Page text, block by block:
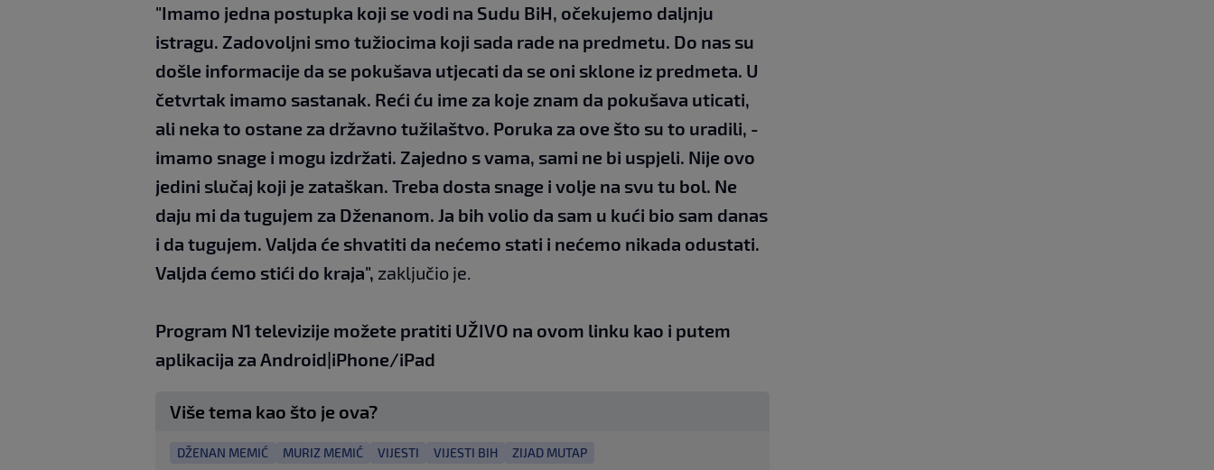
"Imamo jedna postupka koji se vodi na Sudu BiH, očekujemo daljnju
istragu. Zadovoljni smo tužiocima koji sada rade na predmetu. Do nas su
došle informacije da se pokušava utjecati da se oni sklone iz predmeta. U
četvrtak imamo sastanak. Reći ću ime za koje znam da pokušava uticati,
ali neka to ostane za državno tužilaštvo. Poruka za ove što su to uradili, -
imamo snage i mogu izdržati. Zajedno s vama, sami ne bi uspjeli. Nije ovo
jedini slučaj koji je zataškan. Treba dosta snage i volje na svu tu bol. Ne
daju mi da tugujem za Dženanom. Ja bih volio da sam u kući bio sam danas
i da tugujem. Valjda će shvatiti da nećemo stati i nećemo nikada odustati.
Valjda ćemo stići do kraja", zaključio je.
Program N1 televizije možete pratiti UŽIVO na ovom linku kao i putem
aplikacija za Android|iPhone/iPad
Više tema kao što je ova?
DŽENAN MEMIĆ MURIZ MEMIĆ VIJESTI VIJESTI BIH ZIJAD MUTAP